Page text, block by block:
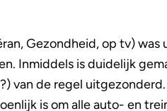
Gezondheid, op tv) was
Inmiddels is duidelijk
van de regel uitgezonderd.
is om alle auto- en